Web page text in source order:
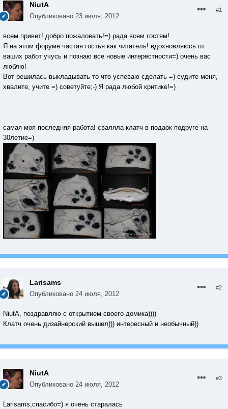
NiutA
Опубликовано 23 июля, 2012
#1
всем привет! добро пожаловать!=) рада всем гостям!
Я на этом форуме частая гостья как читатель! вдохновляюсь от
ваших работ учусь и познаю все новые интерестности=) очень вас
люблю!
Вот решилась выкладывать то что успеваю сделать =) судите меня,
хвалите, учите =) советуйте;-) Я рада любой критике!=)
самая моя последняя работа! сваляла клатч в подаок подруге на
30летие=)
Larisams
Опубликовано 24 июля, 2012
#2
NiutA, поздравляю с открытием своего домика))))
Клатч очень дизайнерский вышел))) интересный и необычный))
NiutA
Опубликовано 24 июля, 2012
#3
Larisams,спасибо=) я очень старалась